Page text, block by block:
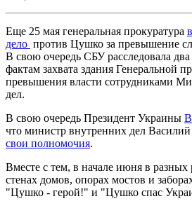
Еще 25 мая генеральная прокуратура
дело против Цушко за превышение
В свою очередь СБУ расследовала
фактам захвата здания Генеральной
превышения власти сотрудниками
дел.
В свою очередь Президент Украины
что министр внутренних дел
свои полномочия.
Вместе с тем, в начале июня в
стенах домов, опорах мостов и
"Цушко - герой!" и "Цушко спас